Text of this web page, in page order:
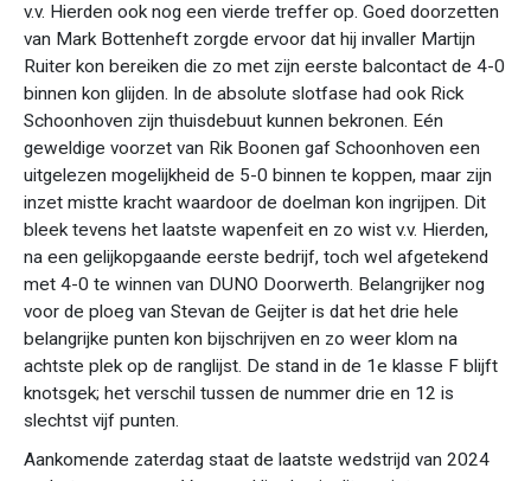
v.v. Hierden ook nog een vierde treffer op. Goed doorzetten
van Mark Bottenheft zorgde ervoor dat hij invaller Martijn
Ruiter kon bereiken die zo met zijn eerste balcontact de 4-0
binnen kon glijden. In de absolute slotfase had ook Rick
Schoonhoven zijn thuisdebuut kunnen bekronen. Eén
geweldige voorzet van Rik Boonen gaf Schoonhoven een
uitgelezen mogelijkheid de 5-0 binnen te koppen, maar zijn
inzet mistte kracht waardoor de doelman kon ingrijpen. Dit
bleek tevens het laatste wapenfeit en zo wist v.v. Hierden,
na een gelijkopgaande eerste bedrijf, toch wel afgetekend
met 4-0 te winnen van DUNO Doorwerth. Belangrijker nog
voor de ploeg van Stevan de Geijter is dat het drie hele
belangrijke punten kon bijschrijven en zo weer klom na
achtste plek op de ranglijst. De stand in de 1e klasse F blijft
knotsgek; het verschil tussen de nummer drie en 12 is
slechtst vijf punten.
Aankomende zaterdag staat de laatste wedstrijd van 2024